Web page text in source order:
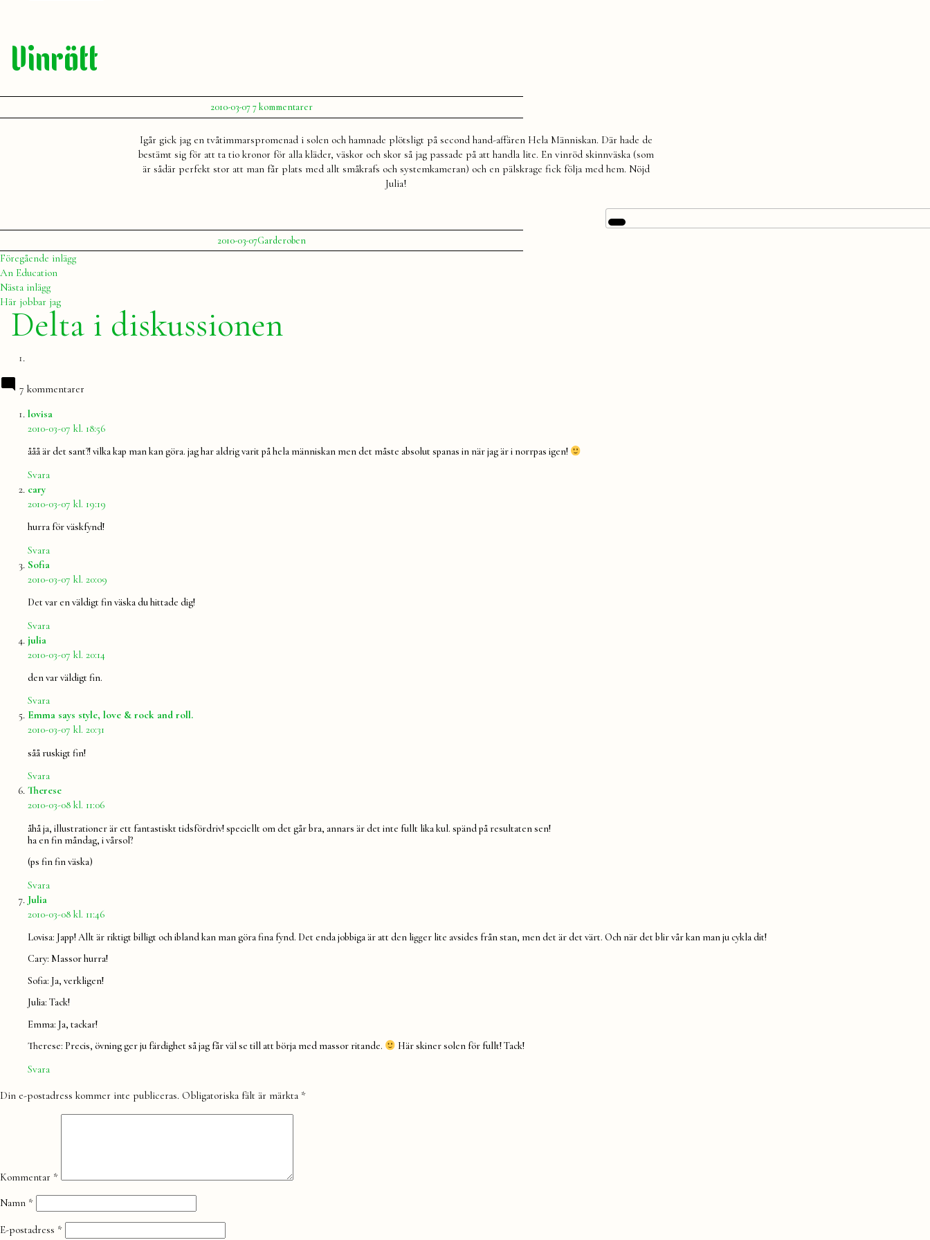
Vinrött
Publicerat
av
Julia
2010-03-077 kommentarertill
Vinrött
Igår gick jag en tvåtimmarspromenad i solen och hamnade plötsligt på second hand-affären Hela Människan. Där hade de
bestämt sig för att ta tio kronor för alla kläder, väskor och skor så jag passade på att handla lite. En vinröd skinnväska (som
är sådär perfekt stor att man får plats med allt småkrafs och systemkameran) och en pälskrage fick följa med hem. Nöjd
Julia!
Publicerat
av
Julia
2010-03-07Publicerat
i
Garderoben
Inläggsnavigering
Föregående inläggFöregående
An Education
Nästa inläggNästa
inlägg:
Här jobbar jag
Delta i diskussionen
7 kommentarer
lovisa
2010-03-07 kl. 18:56
ååå är det sant?! vilka kap man kan göra. jag har aldrig varit på hela människan men det måste absolut spanas in när jag är i norrpas igen!
Svara
carysäger:
2010-03-07 kl. 19:19
hurra för väskfynd!
Svara
Sofia
2010-03-07 kl. 20:09
Det var en väldigt fin väska du hittade dig!
Svara
julia
2010-03-07 kl. 20:14
den var väldigt fin.
Svara
Emma says style, love & rock and roll.säger:
2010-03-07 kl. 20:31
såå ruskigt fin!
Svara
Theresesäger:
2010-03-08 kl. 11:06
åhå ja, illustrationer är ett fantastiskt tidsfördriv! speciellt om det går bra, annars är det inte fullt lika kul. spänd på resultaten sen!
ha en fin måndag, i vårsol?
(ps fin fin väska)
Svara
Julia
2010-03-08 kl. 11:46
Lovisa: Japp! Allt är riktigt billigt och ibland kan man göra fina fynd. Det enda jobbiga är att den ligger lite avsides från stan, men det är det värt. Och när det blir vår kan man ju cykla dit!
Cary: Massor hurra!
Sofia: Ja, verkligen!
Julia: Tack!
Emma: Ja, tackar!
Therese: Precis, övning ger ju färdighet så jag får väl se till att börja med massor ritande.
Här skiner solen för fullt! Tack!
Svara
Lämna
Din e-postadress kommer inte publiceras. Obligatoriska fält är märkta *
Kommentar *
Namn *
E-postadress *